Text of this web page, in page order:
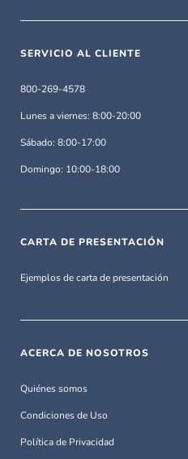
SERVICIO AL CLIENTE
800-269-4578
Lunes a viernes: 8:00-20:00
Sábado: 8:00-17:00
Domingo: 10:00-18:00
CARTA DE PRESENTACIÓN
Ejemplos de carta de presentación
ACERCA DE NOSOTROS
Quiénes somos
Condiciones de Uso
Política de Privacidad